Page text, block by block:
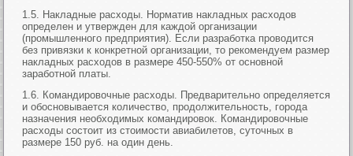
1.5. Накладные расходы. Норматив накладных расходов
определен и утвержден для каждой организации
(промышленного предприятия). Если разработка проводится
без привязки к конкретной организации, то рекомендуем размер
накладных расходов в размере 450-550% от основной
заработной платы.
1.6. Командировочные расходы. Предварительно определяется
и обосновывается количество, продолжительность, города
назначения необходимых командировок. Командировочные
расходы состоит из стоимости авиабилетов, суточных в
размере 150 руб. на один день.